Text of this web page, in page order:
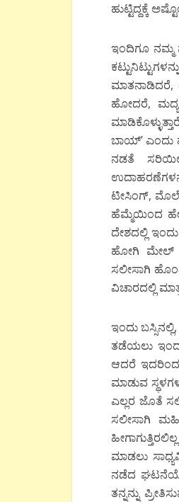
ಹುಟ್ಟಿದ್ದಕ್ಕೆ
ಇಂದಿಗೂ ನಮ್ಮ
ಮಾತನಾಡಿದರೆ,
ಹೋದರೆ, ಮದ್ಯ
ಬಾಯ್’ ಎಂದು
ನಡತೆ
ಟೀಸಿಂಗ್,
ಹೆಮ್ಮೆಯಿಂದ
ದೇಶದಲ್ಲಿ
ಹೋಗಿ ಮೇಲ್
ಸಲೀಸಾಗಿ
ವಿಚಾರದಲ್ಲಿ
ಇಂದು
ತಡೆಯಲು
ಆದರೆ ಇದರಿಂದ
ಮಾಡುವ
ಎಲ್ಲರ ಜೊತೆ
ಸಲೀಸಾಗಿ
ಮಾಡಲು
ನಡೆದ
ತನ್ನನ್ನು